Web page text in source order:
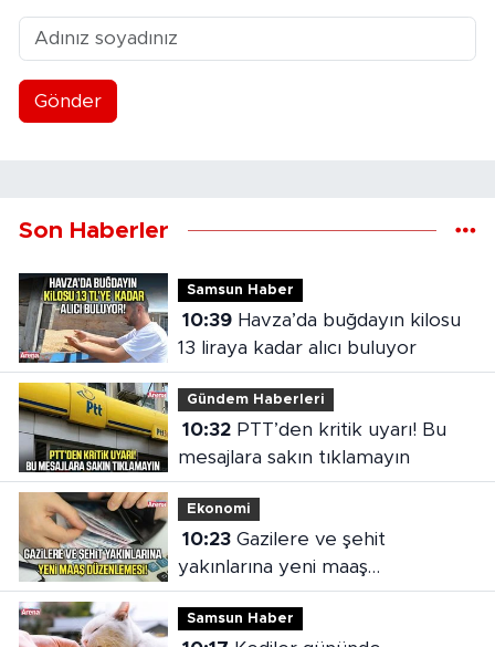
Gönder
Son Haberler
Samsun Haber
10:39Havza’da buğdayın kilosu
13 liraya kadar alıcı buluyor
Gündem Haberleri
10:32PTT’den kritik uyarı! Bu
mesajlara sakın tıklamayın
Ekonomi
10:23Gazilere ve şehit
yakınlarına yeni maaş
düzenlemesi
Samsun Haber